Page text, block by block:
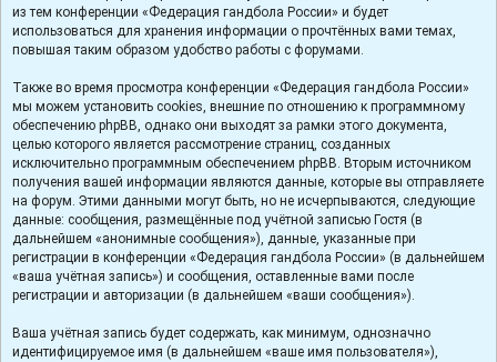
из тем конференции «Федерация гандбола России» и будет
использоваться для хранения информации о прочтённых вами темах,
повышая таким образом удобство работы с форумами.
Также во время просмотра конференции «Федерация гандбола России»
мы можем установить cookies, внешние по отношению к программному
обеспечению phpBB, однако они выходят за рамки этого документа,
целью которого является рассмотрение страниц, созданных
исключительно программным обеспечением phpBB. Вторым источником
получения вашей информации являются данные, которые вы отправляете
на форум. Этими данными могут быть, но не исчерпываются, следующие
данные: сообщения, размещённые под учётной записью Гостя (в
дальнейшем «анонимные сообщения»), данные, указанные при
регистрации в конференции «Федерация гандбола России» (в дальнейшем
«ваша учётная запись») и сообщения, оставленные вами после
регистрации и авторизации (в дальнейшем «ваши сообщения»).
Ваша учётная запись будет содержать, как минимум, однозначно
идентифицируемое имя (в дальнейшем «ваше имя пользователя»),